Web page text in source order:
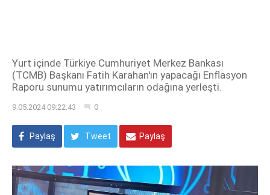
Yurt içinde Türkiye Cumhuriyet Merkez Bankası
(TCMB) Başkanı Fatih Karahan'ın yapacağı Enflasyon
Raporu sunumu yatırımcıların odağına yerleşti.
9.05.2024 09:22:43 0
Paylaş Tweet Paylaş